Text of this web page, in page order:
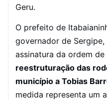
Geru.
O prefeito de
governador de Sergipe,
assinatura da ordem
reestruturação das
município a Tobias
medida representa um